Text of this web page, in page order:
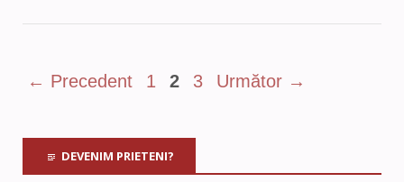
← Precedent 1 2 3 Următor →
DEVENIM PRIETENI?